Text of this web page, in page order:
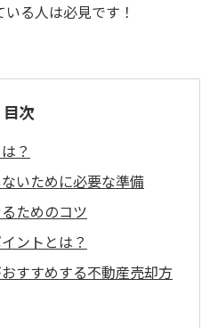
る人は必見です！
目次
？
いために必要な準備
ためのコツ
ントとは？
すすめする不動産売却方